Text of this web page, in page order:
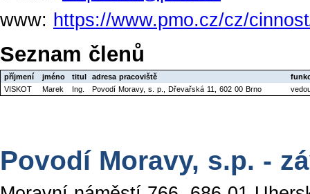
www: https://www.pmo.cz/cz/
Seznam členů
příjmení jméno titul adresa pracoviště
VISKOT
Marek Ing. Povodí Moravy, s. p., Dřevařská 11, 602 00 Brno
Povodí Moravy, s.p. -